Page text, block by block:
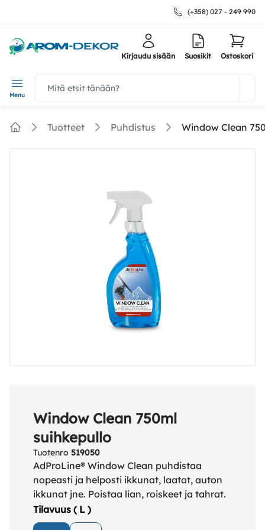
(+358) 027 - 249 990
Menu
Kirjaudu sisään Suosikit Ostoskori
Tuotteet Puhdistus Window Clean
Window Clean 750ml
suihkepullo
Tuotenro 519050
AdProLine® Window Clean puhdistaa
nopeasti ja helposti ikkunat, laatat, auton
ikkunat jne. Poistaa lian, roiskeet ja tahrat.
Tilavuus ( L )